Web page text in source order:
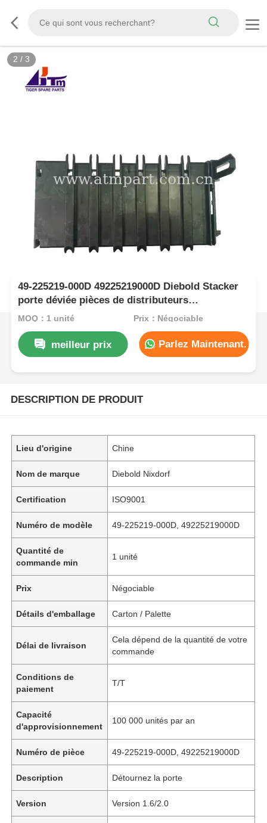
2 / 3
49-225219-000D 49225219000D Diebold Stacker
porte déviée pièces de distributeurs
automatiques
MOQ：1 unité Prix：Négociable
meilleur prix Parlez Maintenant.
DESCRIPTION DE PRODUIT
Lieu d'origine Chine
Nom de marque Diebold Nixdorf
Certification ISO9001
Numéro de modèle 49-225219-000D, 49225219000D
Quantité de
commande min
1 unité
Prix Négociable
Détails d'emballage Carton / Palette
Délai de livraison
Cela dépend de la quantité de votre
commande
Conditions de
paiement
T/T
Capacité
d'approvisionnement
100 000 unités par an
Numéro de pièce 49-225219-000D, 49225219000D
Description Détournez la porte
Version Version 1.6/2.0